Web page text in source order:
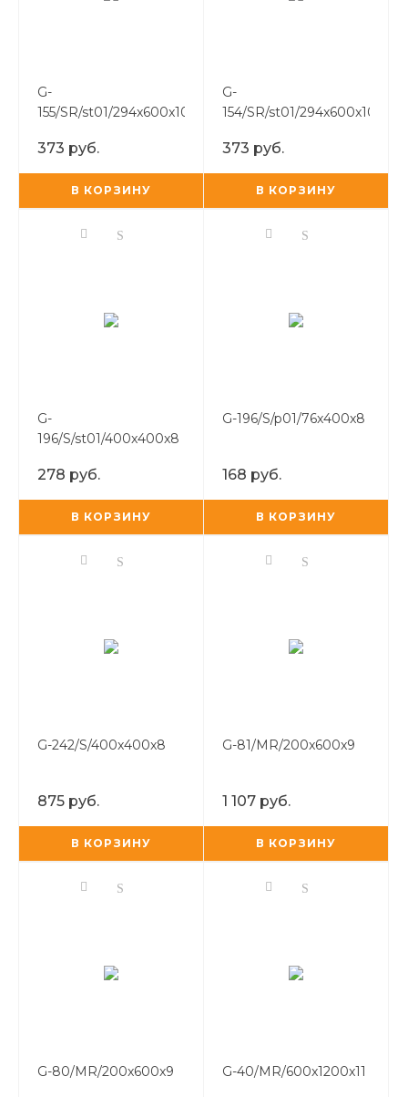
G-
155/SR/st01/294x600x10
373 руб.
В КОРЗИНУ
G-
154/SR/st01/294x600x10
373 руб.
В КОРЗИНУ
G-
196/S/st01/400x400x8
278 руб.
В КОРЗИНУ
G-196/S/p01/76x400x8
168 руб.
В КОРЗИНУ
G-242/S/400x400x8
875 руб.
В КОРЗИНУ
G-81/MR/200x600x9
1 107 руб.
В КОРЗИНУ
G-80/MR/200x600x9 G-40/MR/600x1200x11